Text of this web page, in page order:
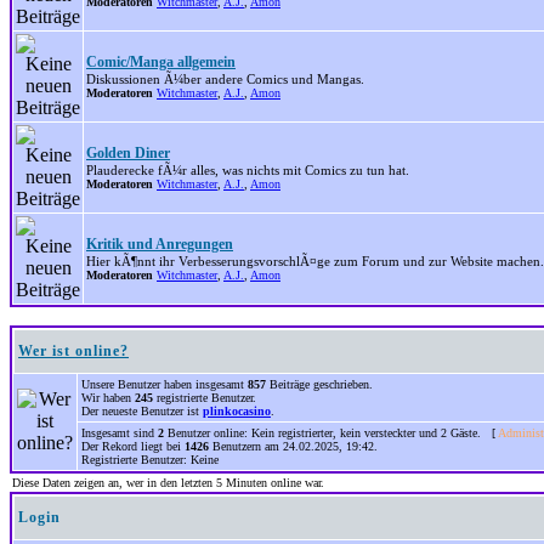
Comic/Manga allgemein
Diskussionen Ã¼ber andere Comics und Mangas.
Moderatoren Witchmaster, A.J. Amon
Golden Diner
Plauderecke fÃ¼r alles, was nichts mit Comics zu tun hat.
Moderatoren Witchmaster, A.J. Amon
Kritik und Anregungen
Hier kÃ¶nnt ihr VerbesserungsvorschlÃ¤ge zum Forum und zur Website machen.
Moderatoren Witchmaster, A.J. Amon
Wer ist online?
Unsere Benutzer haben insgesamt 857 Beiträge geschrieben.
Wir haben 245 registrierte Benutzer.
Der neueste Benutzer ist plinkocasino
Insgesamt sind 2 Benutzer online: Kein registrierter, kein versteckter und 2 Gäste. [
Der Rekord liegt bei 1426 Benutzern am 24.02.2025, 19:42.
Registrierte Benutzer: Keine
Diese Daten zeigen an, wer in den letzten 5 Minuten online war.
Login